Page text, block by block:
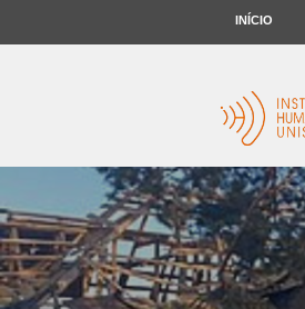
INÍCIO